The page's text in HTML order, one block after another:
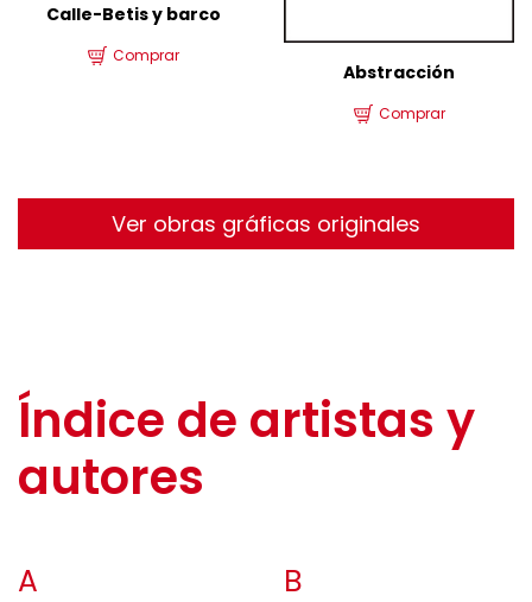
Calle-Betis y barco
Comprar
Abstracción
Comprar
Ver obras gráficas originales
Índice de artistas y
autores
A B